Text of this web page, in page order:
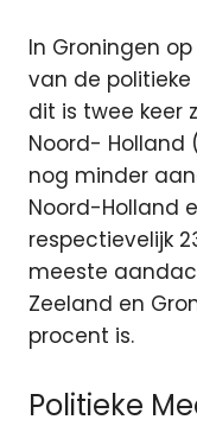
In Groningen
van de
dit is twee keer
Noord- Holland
nog minder
Noord-Holland
respectievelijk
meeste
Zeeland en
procent is.
Politieke